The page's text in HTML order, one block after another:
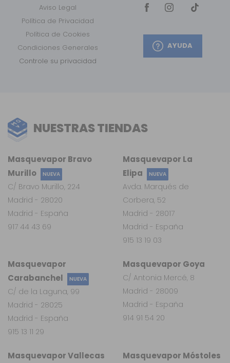
Aviso Legal
Política de Privacidad
Política de Cookies
Condiciones Generales
Controle su privacidad
AYUDA
NUESTRAS TIENDAS
Masquevapor
Carabanchel
NUEVA
C/ de la Laguna, 99
Madrid - 28025
Madrid - España
915 13 11 29
Masquevapor Vallecas Masquevapor Móstoles
Masquevapor Goya
C/ Antonia Mercé, 8
Madrid - 28009
Madrid - España
914 91 54 20
Masquevapor La
Elipa
NUEVA
Avda. Marqués de
Corbera, 52
Madrid - 28017
Madrid - España
915 13 19 03
Masquevapor Bravo
Murillo
NUEVA
C/ Bravo Murillo, 224
Madrid - 28020
Madrid - España
917 44 43 69